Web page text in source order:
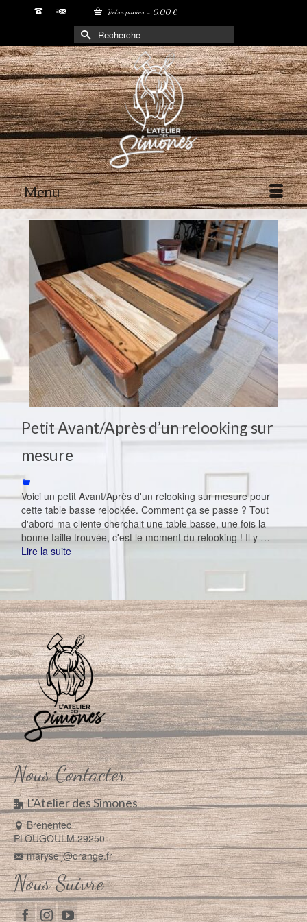
Votre panier- 0,00 €
Rechercher :
Menu
Petit Avant/Après d’un relooking sur
mesure
Voici un petit Avant/Après d'un relooking sur mesure pour
cette table basse relookée. Comment ça se passe ? Tout
d'abord ma cliente cherchait une table basse, une fois la
bonne taille trouvée, c'est le moment du relooking ! Il y …
Lire la suite
Nous Contacter
L'Atelier des Simones
Brenentec
PLOUGOULM 29250
maryselj@orange.fr
Nous Suivre